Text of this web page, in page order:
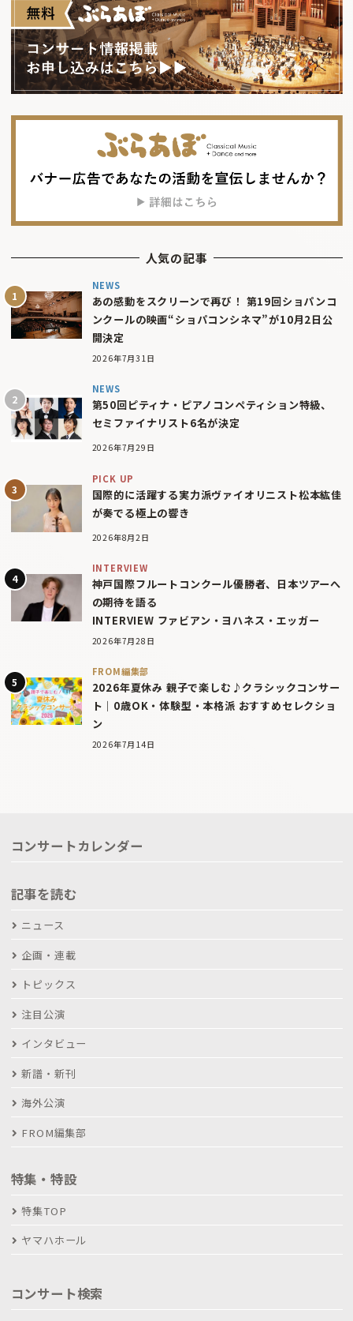
人気の記事
NEWS
あの感動をスクリーンで再び！ 第19回ショパンコ
ンクールの映画“ショパコンシネマ”が10月2日公
開決定
2026年7月31日
NEWS
第50回ピティナ・ピアノコンペティション特級、
セミファイナリスト6名が決定
2026年7月29日
PICK UP
国際的に活躍する実力派ヴァイオリニスト松本紘佳
が奏でる極上の響き
2026年8月2日
INTERVIEW
神戸国際フルートコンクール優勝者、日本ツアーへ
の期待を語る
INTERVIEW ファビアン・ヨハネス・エッガー
2026年7月28日
FROM編集部
2026年夏休み 親子で楽しむ♪クラシックコンサー
ト｜0歳OK・体験型・本格派 おすすめセレクショ
ン
2026年7月14日
コンサートカレンダー
記事を読む
ニュース
企画・連載
トピックス
注目公演
インタビュー
新譜・新刊
海外公演
FROM編集部
特集・特設
特集TOP
ヤマハホール
コンサート検索